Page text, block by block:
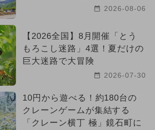
2026-08-06
【2026全国】8月開催「とう
もろこし迷路」4選！夏だけの
巨大迷路で大冒険
2026-07-30
10円から遊べる！約180台の
クレーンゲームが集結する
「クレーン横丁 極」鏡石町に